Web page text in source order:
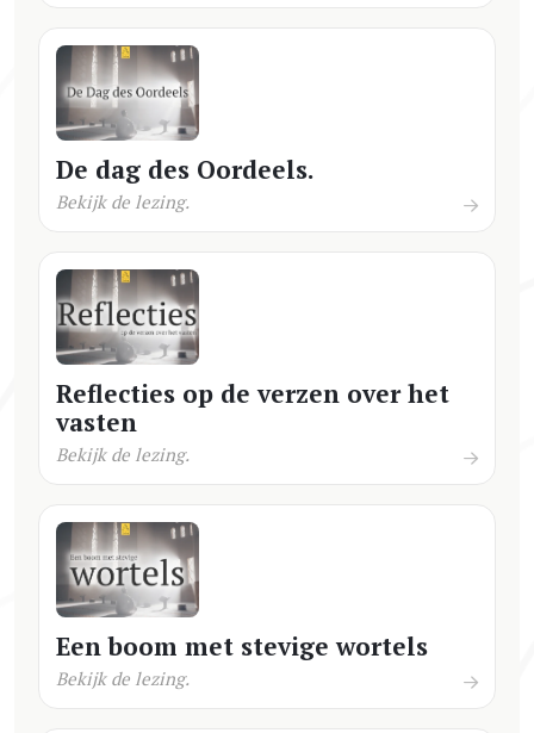
De dag des Oordeels.
Bekijk de lezing.
Reflecties op de verzen over het
vasten
Bekijk de lezing.
Een boom met stevige wortels
Bekijk de lezing.